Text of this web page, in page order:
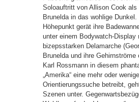
Soloauftritt von Allison Cook als
Brunelda in das wohlige
Höhepunkt gerät ihre
unter einem Bodywatch-Display
bizepsstarken Delamarche
Brunelda und ihre Gehirnströme
Karl Rossmann in diesem
„Amerika“ eine mehr oder
Orientierungssuche betreibt,
Szenen unter.